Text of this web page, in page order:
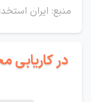
منبع: ایران
در کاریابی